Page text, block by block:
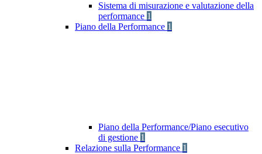
Sistema di misurazione e valutazione della
performance 1
Piano della Performance 1
Piano della Performance/Piano esecutivo
di gestione 1
Relazione sulla Performance 1